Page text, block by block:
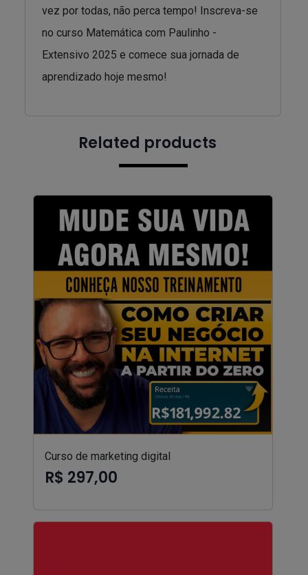
vez por todas, não perca tempo! Inscreva-se
no curso Matemática com Paulinho -
Extensivo 2025 e comece sua jornada de
aprendizado hoje mesmo!
Related products
Curso de marketing digital
R$ 297,00